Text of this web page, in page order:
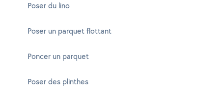
Poser du lino
Poser un parquet flottant
Poncer un parquet
Poser des plinthes